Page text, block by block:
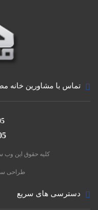
تماس با مشاورین خانه
کلیه حقوق این وب
طراحی
دسترسی های سریع